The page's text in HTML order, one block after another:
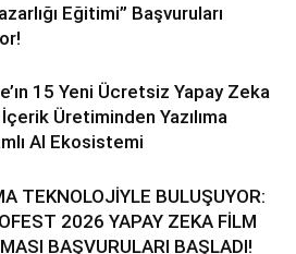
Eğitimi” Başvuruları
15 Yeni Ücretsiz Yapay Zeka
İçerik Üretiminden Yazılıma
AI Ekosistemi
TEKNOLOJİYLE BULUŞUYOR:
2026 YAPAY ZEKA FİLM
BAŞVURULARI BAŞLADI!